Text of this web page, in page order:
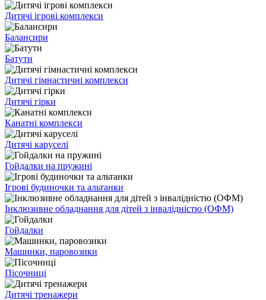
Дитячі ігрові комплекси
Балансири
Батути
Дитячі гімнастичні комплекси
Дитячі гірки
Канатні комплекси
Дитячі каруселі
Гойдалки на пружині
Ігрові будиночки та альтанки
Інклюзивне обладнання для дітей з інвалідністю (ОФМ)
Гойдалки
Машинки, паровозики
Пісочниці
Дитячі тренажери